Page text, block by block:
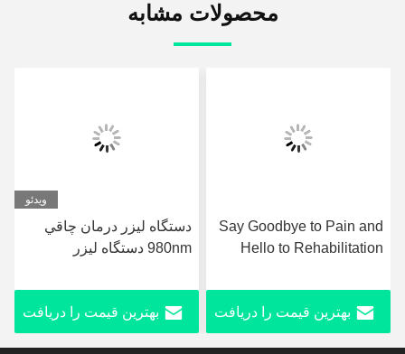
محصولات مشابه
Say Goodbye to Pain and
Hello to Rehabilitation
Ultrasound Pain Relief
Technology Therapy
Device
بهترین قیمت را دریافت
دستگاه ليزر درمان چاقي
980nm دستگاه ليزر
بهترین قیمت را دریافت